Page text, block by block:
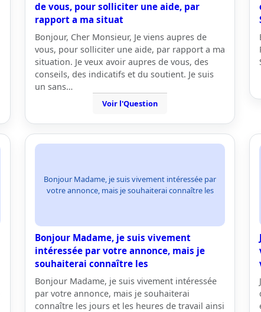
de vous, pour solliciter une aide, par
rapport a ma situat
Bonjour, Cher Monsieur, Je viens aupres de
vous, pour solliciter une aide, par rapport a ma
situation. Je veux avoir aupres de vous, des
conseils, des indicatifs et du soutient. Je suis
un sans…
Voir l'Question
Bonjour Madame, je suis vivement intéressée par
votre annonce, mais je souhaiterai connaître les
Bonjour Madame, je suis vivement
intéressée par votre annonce, mais je
souhaiterai connaître les
Bonjour Madame, je suis vivement intéressée
par votre annonce, mais je souhaiterai
connaître les jours et les heures de travail ainsi